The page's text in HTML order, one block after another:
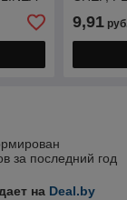
9,91
за последний год
на Deal.by